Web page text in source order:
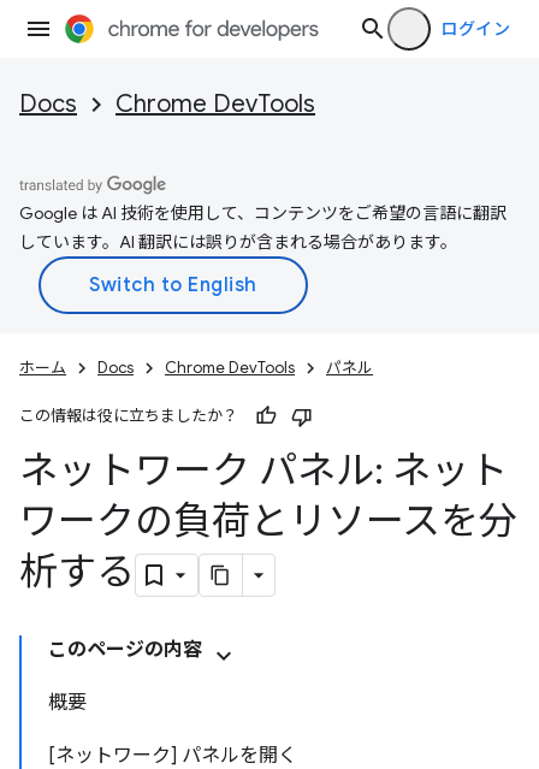
ログイン
Docs Chrome DevTools
Google は AI 技術を使用して、コンテンツをご希望の言語に翻訳
しています。AI 翻訳には誤りが含まれる場合があります。
ホーム Docs Chrome DevTools パネル
この情報は役に立ちましたか？
ネットワーク パネル: ネット
ワークの負荷とリソースを分
析する
このページの内容
概要
[ネットワーク] パネルを開く